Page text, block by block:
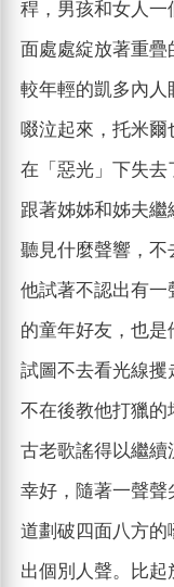
稈，男孩和女人一
面處處綻放著重疊
較年輕的凱多內人
啜泣起來，托米爾
在「惡光」下失
跟著姊姊和姊夫
聽見什麼聲響，不
他試著不認出有
的童年好友，也
試圖不去看光線攫
不在後教他打獵的
古老歌謠得以繼續
幸好，隨著一聲聲
道劃破四面八方的
出個別人聲。比起